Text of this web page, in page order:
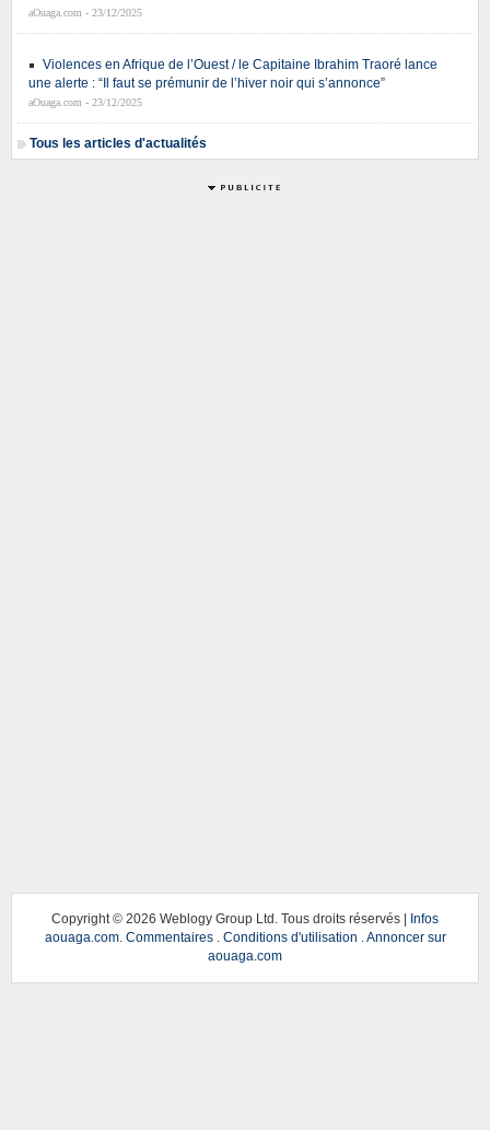
aOuaga.com - 23/12/2025
Violences en Afrique de l’Ouest / le Capitaine Ibrahim Traoré lance
une alerte : “Il faut se prémunir de l’hiver noir qui s’annonce”
aOuaga.com - 23/12/2025
Tous les articles d'actualités
Copyright © 2026 Weblogy Group Ltd. Tous droits réservés |
Infos
aouaga.com. Commentaires. Conditions d'utilisation .Annoncer sur
aouaga.com